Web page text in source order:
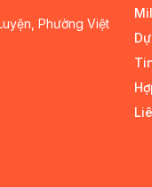
Phường Việt